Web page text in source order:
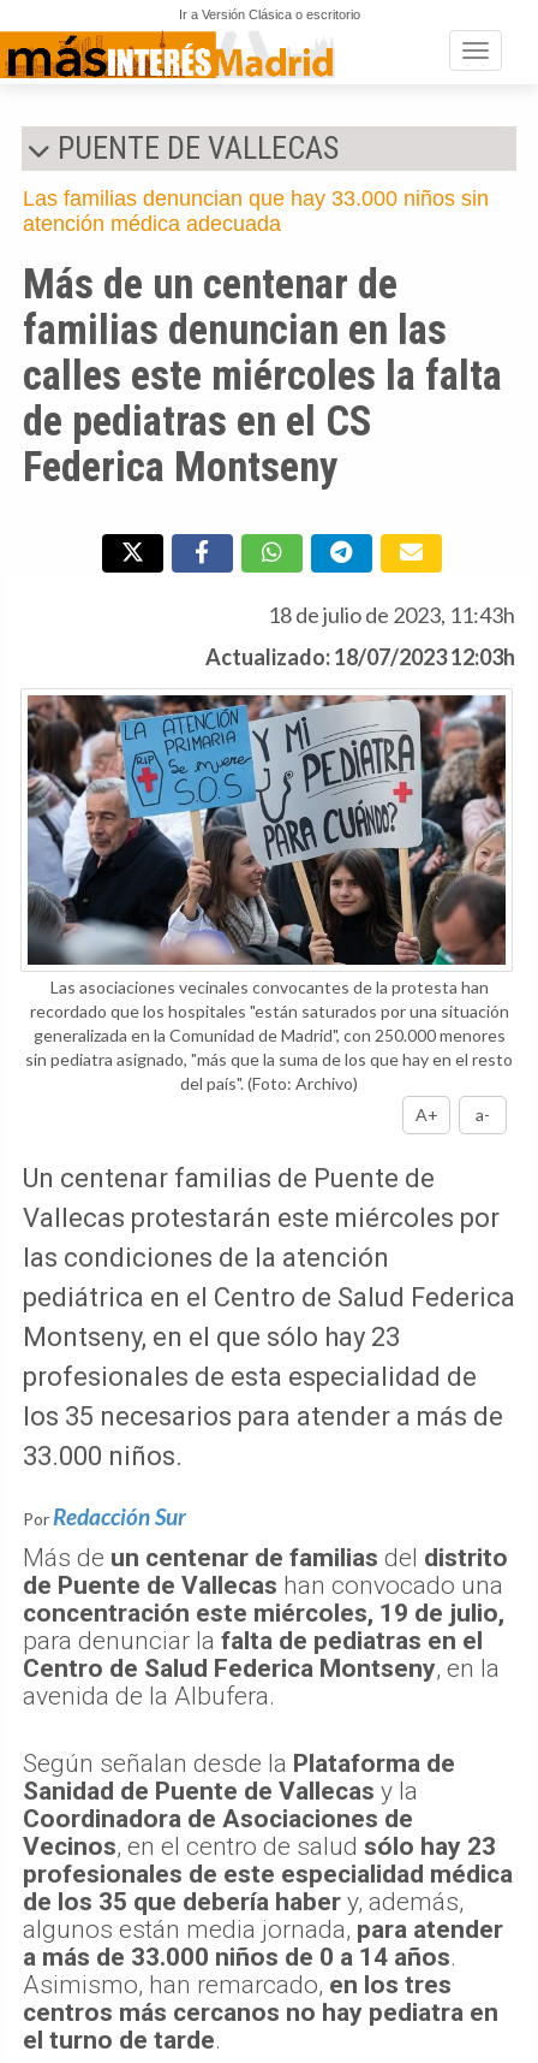
Ir a Versión Clásica o escritorio
Toggle
PUENTE DE VALLECAS
Las familias denuncian que hay 33.000 niños sin
atención médica adecuada
Más de un centenar de
familias denuncian en las
calles este miércoles la falta
de pediatras en el CS
Federica Montseny
18 de julio de 2023, 11:43h
Actualizado: 18/07/2023 12:03h
Las asociaciones vecinales convocantes de la protesta han
recordado que los hospitales "están saturados por una situación
generalizada en la Comunidad de Madrid", con 250.000 menores
sin pediatra asignado, "más que la suma de los que hay en el resto
del país".(Foto: Archivo)
A+
a-
Un centenar familias de Puente de
Vallecas protestarán este miércoles por
las condiciones de la atención
pediátrica en el Centro de Salud Federica
Montseny, en el que sólo hay 23
profesionales de esta especialidad de
los 35 necesarios para atender a más de
33.000 niños.
Por Redacción Sur
Más de un centenar de familias del distrito
de Puente de Vallecas han convocado una
concentración este miércoles, 19 de julio,
para denunciar la falta de pediatras en el
Centro de Salud Federica Montseny, en la
avenida de la Albufera.
Según señalan desde la Plataforma de
Sanidad de Puente de Vallecas y la
Coordinadora de Asociaciones de
Vecinos, en el centro de salud sólo hay 23
profesionales de este especialidad médica
de los 35 que debería haber y, además,
algunos están media jornada, para atender
a más de 33.000 niños de 0 a 14 años.
Asimismo, han remarcado, en los tres
centros más cercanos no hay pediatra en
el turno de tarde.